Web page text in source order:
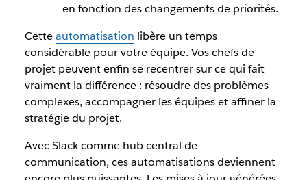
en fonction des changements de priorités.
Cetteautomatisation libère un temps
considérable pour votre équipe. Vos chefs de
projet peuvent enfin se recentrer sur ce qui fait
vraiment la différence : résoudre des problèmes
complexes, accompagner les équipes et affiner la
stratégie du projet.
Avec Slack comme hub central de
communication, ces automatisations deviennent